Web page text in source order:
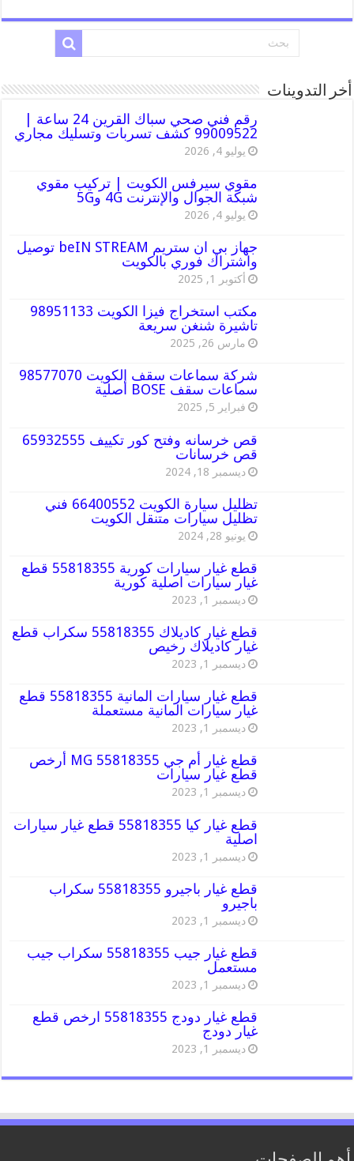
أخر التدوينات
رقم فني صحي سباك القرين 24 ساعة |
99009522 كشف تسربات وتسليك مجاري
يوليو 4, 2026
مقوي سيرفس الكويت | تركيب مقوي
شبكة الجوال والإنترنت 4G و5G
يوليو 4, 2026
جهاز بي ان ستريم beIN STREAM توصيل
واشتراك فوري بالكويت
أكتوبر 1, 2025
مكتب استخراج فيزا الكويت 98951133
تاشيرة شنغن سريعة
مارس 26, 2025
شركة سماعات سقف الكويت 98577070
سماعات سقف BOSE أصلية
فبراير 5, 2025
قص خرسانه وفتح كور تكييف 65932555
قص خرسانات
ديسمبر 18, 2024
تظليل سيارة الكويت 66400552 فني
تظليل سيارات متنقل الكويت
يونيو 28, 2024
قطع غيار سيارات كورية 55818355 قطع
غيار سيارات اصلية كورية
ديسمبر 1, 2023
قطع غيار كاديلاك 55818355 سكراب قطع
غيار كاديلاك رخيص
ديسمبر 1, 2023
قطع غيار سيارات المانية 55818355 قطع
غيار سيارات المانية مستعملة
ديسمبر 1, 2023
قطع غيار أم جي MG 55818355 أرخص
قطع غيار سيارات
ديسمبر 1, 2023
قطع غيار كيا 55818355 قطع غيار سيارات
اصلية
ديسمبر 1, 2023
قطع غيار باجيرو 55818355 سكراب
باجيرو
ديسمبر 1, 2023
قطع غيار جيب 55818355 سكراب جيب
مستعمل
ديسمبر 1, 2023
قطع غيار دودج 55818355 ارخص قطع
غيار دودج
ديسمبر 1, 2023